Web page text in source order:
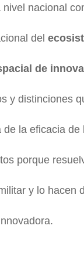
nivel nacional
del
de
y distinciones
de la eficacia de
porque
y lo hacen